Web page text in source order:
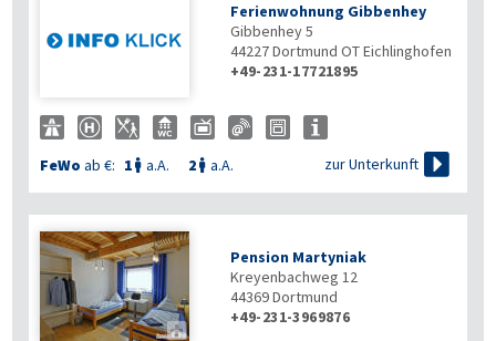
Ferienwohnung Gibbenhey
Gibbenhey 5
44227Dortmund OT Eichlinghofen
+49-231-17721895
FeWo ab €: 1  a.A. 2  a.A. zur Unterkunft 

Pension Martyniak
Kreyenbachweg 12
44369Dortmund
+49-231-3969876